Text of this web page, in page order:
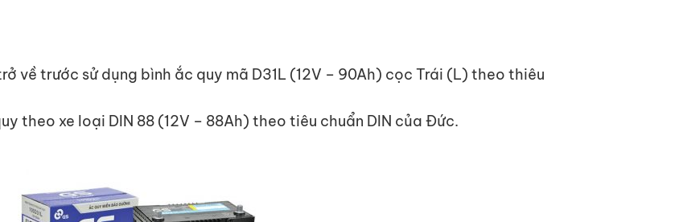
về trước sử dụng bình ắc quy mã D31L (12V – 90Ah) cọc Trái (L) theo thiêu
theo xe loại DIN 88 (12V – 88Ah) theo tiêu chuẩn DIN của Đức.